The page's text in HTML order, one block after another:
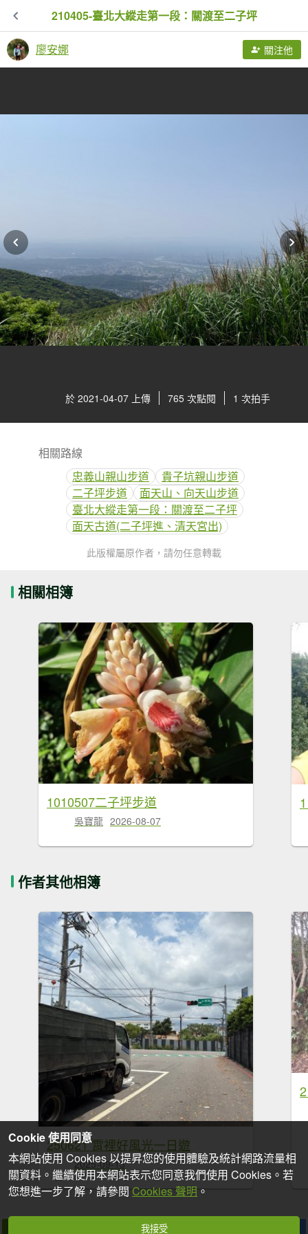
210405-臺北大縱走第一段：關渡至二子坪
廖安娜 關注他
於 2021-04-07 上傳 765 次點閱 1 次拍手
相關路線
忠義山親山步道
貴子坑親山步道
二子坪步道
面天山、向天山步道
臺北大縱走第一段：關渡至二子坪
面天古道(二子坪進、清天宮出)
此版權屬原作者，請勿任意轉載
相關相簿
1010507二子坪步道
吳寶龍 2026-08-07
作者其他相簿
250621 霄裡好風光一日遊
2025-09-13
Cookie 使用同意
本網站使用 Cookies 以提昇您的使用體驗及統計網路流量相
關資料。繼續使用本網站表示您同意我們使用 Cookies。若
您想進一步了解，請參閱 Cookies 聲明 。
我接受